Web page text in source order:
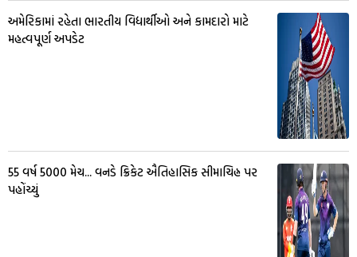
અમેરિકામાં રહેતા ભારતીય વિદ્યાર્થીઓ અને કામદારો માટે
મહત્વપૂર્ણ અપડેટ
55 વર્ષ 5000 મેચ... વનડે ક્રિકેટ ઐતિહાસિક સીમાચિહ્ન પર
પહોંચ્યું